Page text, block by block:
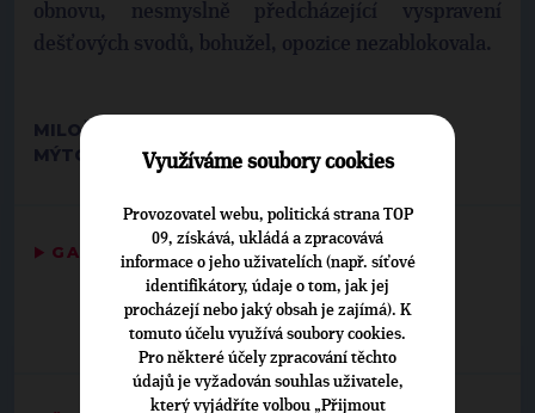
obnovu, nesmyslně předcházející vyspravení
dešťových svodů, bohužel, opozice nezablokovala.
MILOŠ FOGL, PŘEDSEDA MO TOP 09 VYSOKÉ
MÝTO
▶ GALERIE
Využíváme soubory cookies
Provozovatel webu, politická strana TOP
09, získává, ukládá a zpracovává
informace o jeho uživatelích (např. síťové
identifikátory, údaje o tom, jak jej
procházejí nebo jaký obsah je zajímá). K
tomuto účelu využívá soubory cookies.
Pro některé účely zpracování těchto
údajů je vyžadován souhlas uživatele,
který vyjádříte volbou „Přijmout